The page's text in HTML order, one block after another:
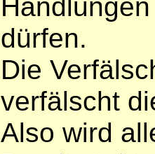
dürfen.
Die
verfälscht
Also wird